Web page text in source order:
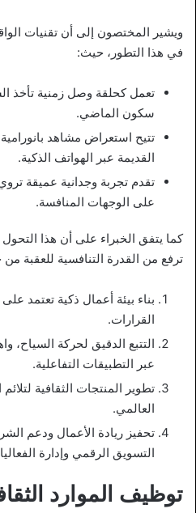
ويشير المختصون إلى أن تقنيات
في هذا التطور، حيث:
تعمل كحلقة وصل زمنية تأخذ
سكون الماضي.
تتيح استعراض مشاهد
القديمة عبر الهواتف الذكية.
تقدم تجربة وجدانية عميقة
على الوجهات المنافسة.
كما يتفق الخبراء على أن هذا
ترفع من القدرة التنافسية للعقبة من
بناء بيئة أعمال ذكية تعتمد
القرارات.
التتبع الدقيق لحركة السياح،
عبر التطبيقات التفاعلية.
تطوير المنتجات الثقافية
العالمي.
تحفيز ريادة الأعمال ودعم
التسويق الرقمي وإدارة
توظيف الموارد